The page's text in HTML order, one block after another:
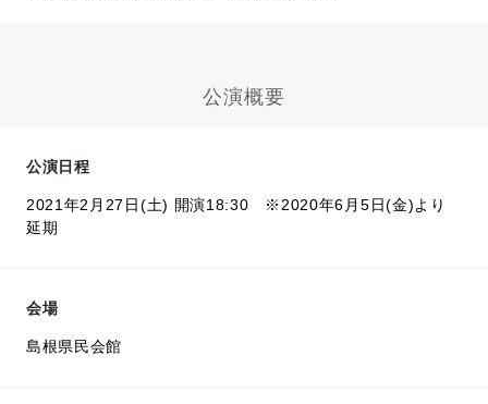
公演概要
公演日程
2021年2月27日(土) 開演18:30 ※2020年6月5日(金)より
延期
会場
島根県民会館